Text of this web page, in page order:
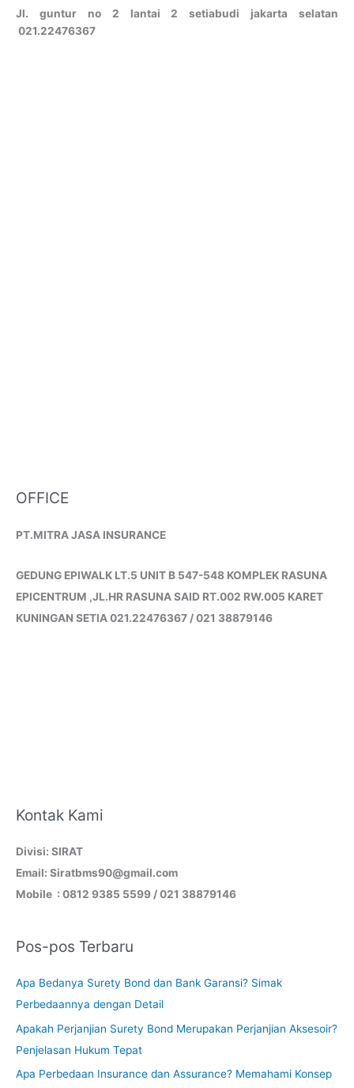
Jl. guntur no 2 lantai 2 setiabudi jakarta selatan
021.22476367
OFFICE
PT.MITRA JASA INSURANCE
GEDUNG EPIWALK LT.5 UNIT B 547-548 KOMPLEK RASUNA
EPICENTRUM ,JL.HR RASUNA SAID RT.002 RW.005 KARET
KUNINGAN SETIA 021.22476367 / 021 38879146
Kontak Kami
Divisi: SIRAT
Email: Siratbms90@gmail.com
Mobile : 0812 9385 5599 / 021 38879146
Pos-pos Terbaru
Apa Bedanya Surety Bond dan Bank Garansi? Simak
Perbedaannya dengan Detail
Apakah Perjanjian Surety Bond Merupakan Perjanjian Aksesoir?
Penjelasan Hukum Tepat
Apa Perbedaan Insurance dan Assurance? Memahami Konsep